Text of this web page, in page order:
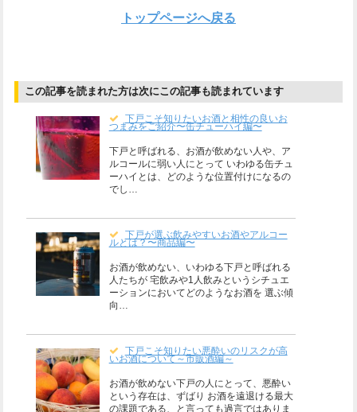
トップページへ戻る
この記事を読まれた方は次にこの記事も読まれています
下戸こそ知りたいお酒と相性の良いお
つまみをご紹介〜缶チューハイ編〜
下戸と呼ばれる、お酒が飲めない人や、ア
ルコールに弱い人にとって いわゆる缶チュ
ーハイとは、どのような位置付けになるの
でし…
下戸が選ぶ飲みやすいお酒やアルコー
ルとは？〜商品編〜
お酒が飲めない、いわゆる下戸と呼ばれる
人たちが 宅飲みや1人飲みというシチュエ
ーションにおいてどのようなお酒を 選ぶ傾
向…
下戸こそ知りたい悪酔いのリスクが高
いお酒について～市販酒編～
お酒が飲めない下戸の人にとって、悪酔い
という存在は、ずばり お酒を遠退ける最大
の課題である、と言っても過言ではありま